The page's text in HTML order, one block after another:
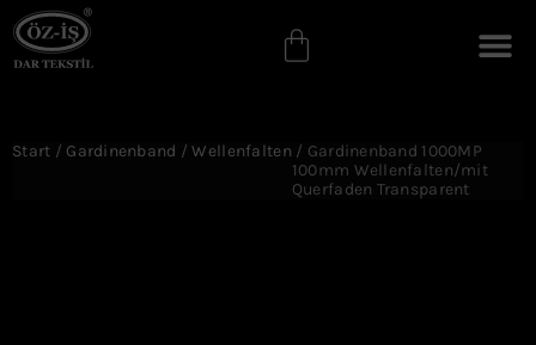
Start / Gardinenband /Wellenfalten / Gardinenband 1000MP
100mm Wellenfalten/mit
Querfaden Transparent